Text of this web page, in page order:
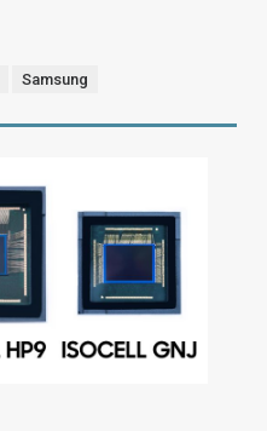
Samsung